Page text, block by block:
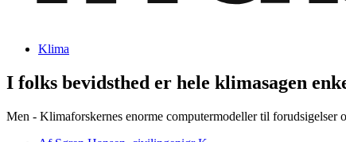
Klima
I folks bevidsthed er hele klimasagen
Men - Klimaforskernes enorme computermodeller til forudsigelser